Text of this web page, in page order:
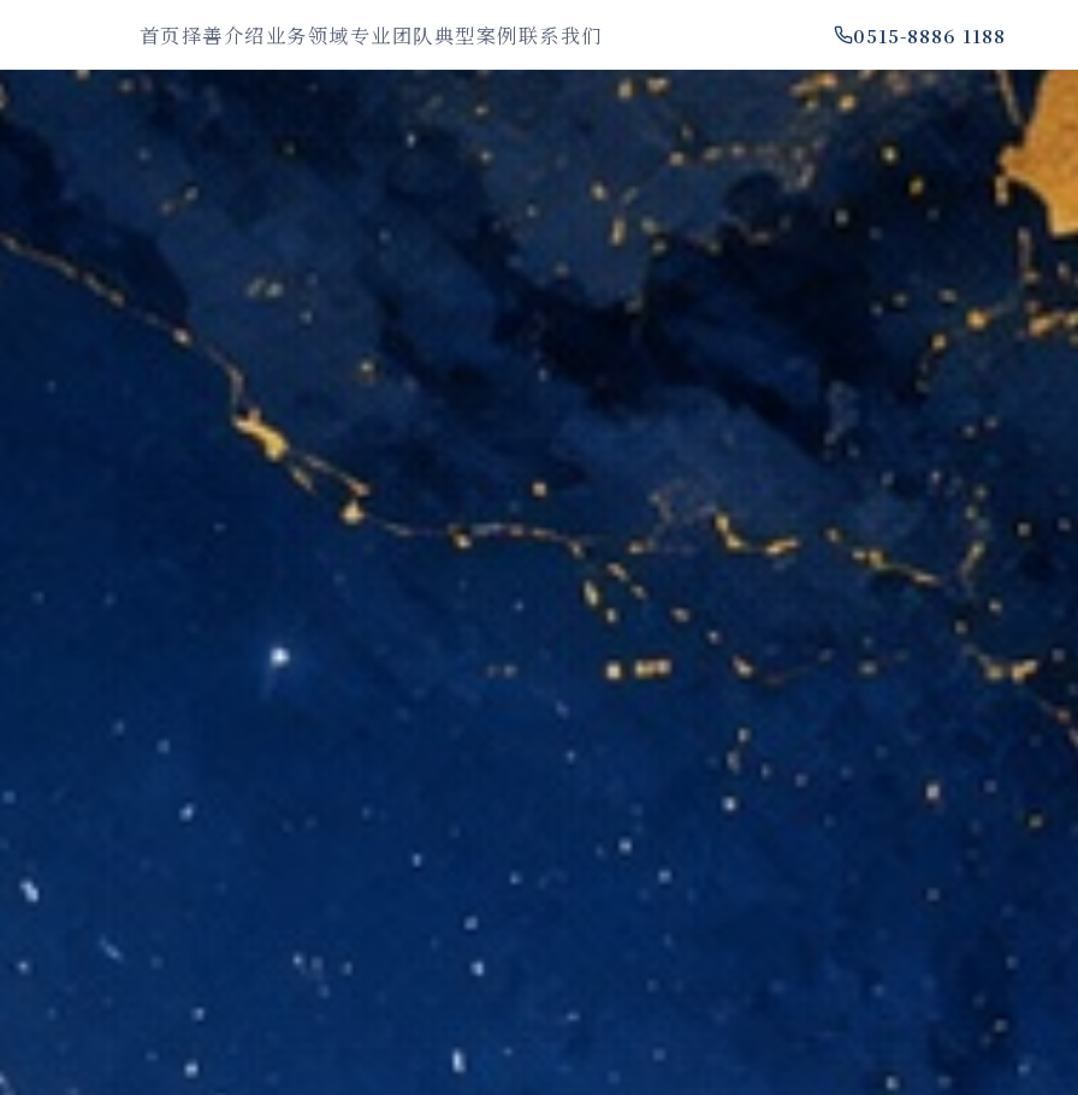
首页择善介绍业务领域专业团队典型案例联系我们 0515-8886 1188